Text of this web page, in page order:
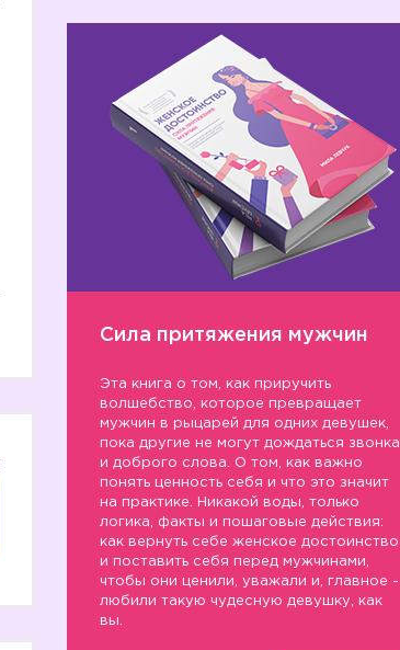
Сила притяжения мужчин
Эта книга о том, как приручить
волшебство, которое превращает
мужчин в рыцарей для одних девушек,
пока другие не могут дождаться звонка
и доброго слова. О том, как важно
понять ценность себя и что это значит
на практике. Никакой воды, только
логика, факты и пошаговые действия:
как вернуть себе женское достоинство
и поставить себя перед мужчинами,
чтобы они ценили, уважали и, главное -
любили такую чудесную девушку, как
вы.